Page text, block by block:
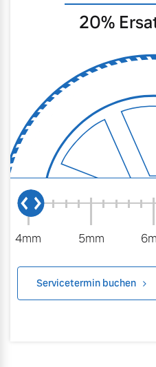
20%
4mm 5mm
Servicetermin buchen